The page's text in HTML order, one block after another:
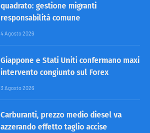
quadrato: gestione migranti
responsabilità comune
4 Agosto 2026
Giappone e Stati Uniti confermano maxi
intervento congiunto sul Forex
3 Agosto 2026
Carburanti, prezzo medio diesel va
azzerando effetto taglio accise